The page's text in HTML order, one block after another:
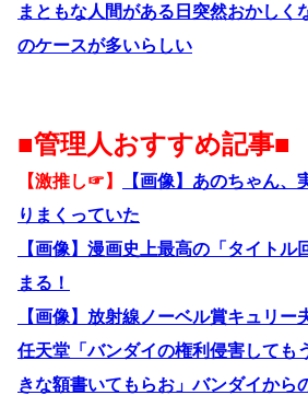
まともな人間がある日突然おかしく
のケースが多いらしい
■管理人おすすめ記事■
【激推し☞】
【画像】あのちゃん、
りまくっていた
【画像】漫画史上最高の「タイトル
まる！
【画像】放射線ノーベル賞キュリー
任天堂「バンダイの権利侵害して
きな額書いてもらお」バンダイから